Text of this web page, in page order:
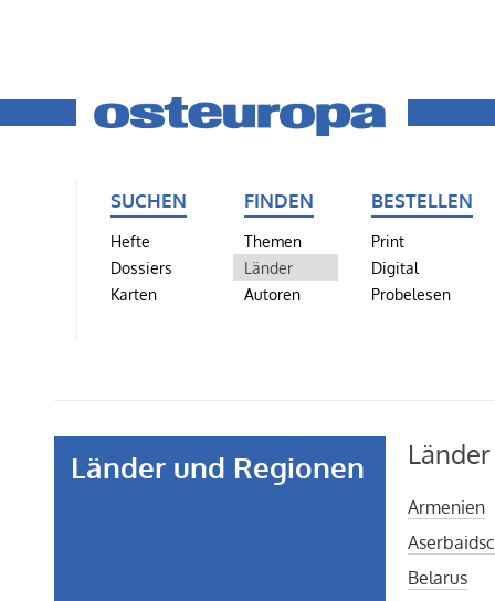
SUCHEN
Hefte
Dossiers
Karten
FINDEN
Themen
Länder
Autoren
BESTELLEN
Print
Digital
Probelesen
Länder und Regionen Länder
Armenien
Belarus